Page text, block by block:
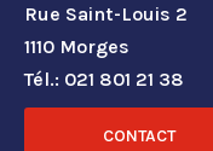
Rue Saint-Louis 2
1110 Morges
Tél.: 021 801 21 38
CONTACT